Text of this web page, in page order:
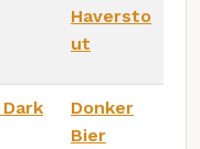
Haversto
ut
Donker
Bier